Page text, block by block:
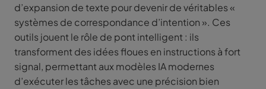
d’expansion de texte pour devenir de véritables «
systèmes de correspondance d’intention ». Ces
outils jouent le rôle de pont intelligent : ils
transforment des idées floues en instructions à fort
signal, permettant aux modèles IA modernes
d’exécuter les tâches avec une précision bien